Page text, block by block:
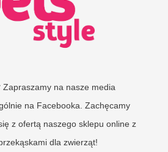
na nasze media
na Facebooka. Zachęcamy
z ofertą naszego sklepu online z
dla zwierząt!